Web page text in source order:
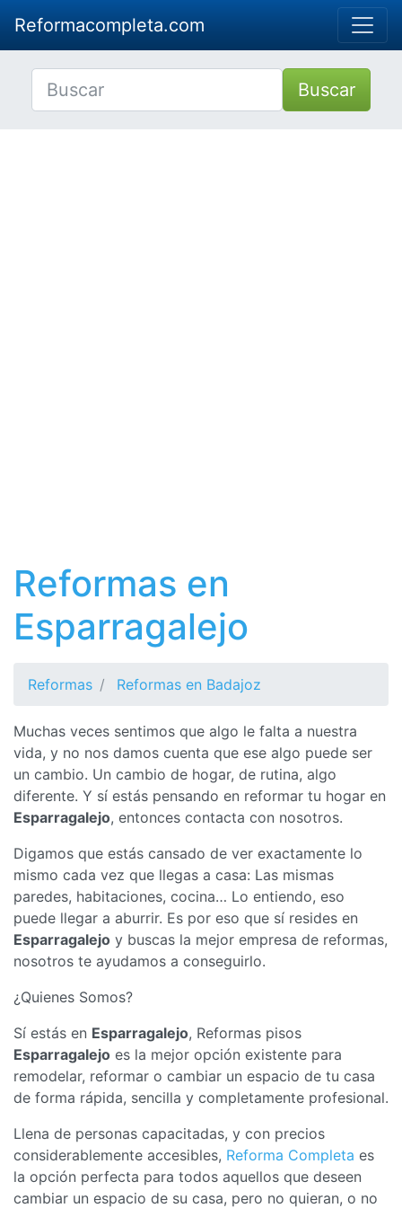
Reformacompleta.com
Buscar
Reformas en
Esparragalejo
Reformas Reformas en Badajoz
Muchas veces sentimos que algo le falta a nuestra
vida, y no nos damos cuenta que ese algo puede ser
un cambio. Un cambio de hogar, de rutina, algo
diferente. Y sí estás pensando en reformar tu hogar en
Esparragalejo, entonces contacta con nosotros.
Digamos que estás cansado de ver exactamente lo
mismo cada vez que llegas a casa: Las mismas
paredes, habitaciones, cocina… Lo entiendo, eso
puede llegar a aburrir. Es por eso que sí resides en
Esparragalejo y buscas la mejor empresa de reformas,
nosotros te ayudamos a conseguirlo.
¿Quienes Somos?
Sí estás en Esparragalejo, Reformas pisos
Esparragalejo es la mejor opción existente para
remodelar, reformar o cambiar un espacio de tu casa
de forma rápida, sencilla y completamente profesional.
Llena de personas capacitadas, y con precios
considerablemente accesibles, Reforma Completa es
la opción perfecta para todos aquellos que deseen
cambiar un espacio de su casa, pero no quieran, o no